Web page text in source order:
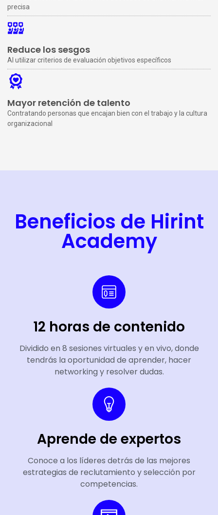
precisa
Reduce los sesgos
Al utilizar criterios de evaluación objetivos específicos
Mayor retención de talento
Contratando personas que encajan bien con el trabajo y la cultura
organizacional
Beneficios de Hirint
Academy
12 horas de contenido
Dividido en 8 sesiones virtuales y en vivo, donde
tendrás la oportunidad de aprender, hacer
networking y resolver dudas.
Aprende de expertos
Conoce a los líderes detrás de las mejores
estrategias de reclutamiento y selección por
competencias.